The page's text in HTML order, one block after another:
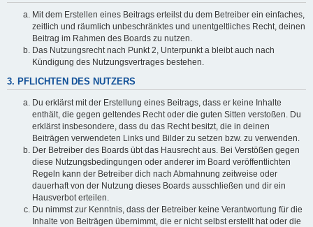
Mit dem Erstellen eines Beitrags erteilst du dem Betreiber ein einfaches,
zeitlich und räumlich unbeschränktes und unentgeltliches Recht, deinen
Beitrag im Rahmen des Boards zu nutzen.
Das Nutzungsrecht nach Punkt 2, Unterpunkt a bleibt auch nach
Kündigung des Nutzungsvertrages bestehen.
3. PFLICHTEN DES NUTZERS
Du erklärst mit der Erstellung eines Beitrags, dass er keine Inhalte
enthält, die gegen geltendes Recht oder die guten Sitten verstoßen. Du
erklärst insbesondere, dass du das Recht besitzt, die in deinen
Beiträgen verwendeten Links und Bilder zu setzen bzw. zu verwenden.
Der Betreiber des Boards übt das Hausrecht aus. Bei Verstößen gegen
diese Nutzungsbedingungen oder anderer im Board veröffentlichten
Regeln kann der Betreiber dich nach Abmahnung zeitweise oder
dauerhaft von der Nutzung dieses Boards ausschließen und dir ein
Hausverbot erteilen.
Du nimmst zur Kenntnis, dass der Betreiber keine Verantwortung für die
Inhalte von Beiträgen übernimmt, die er nicht selbst erstellt hat oder die